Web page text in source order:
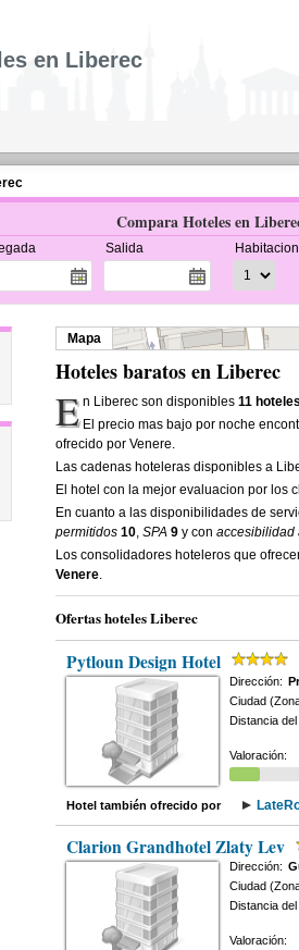
en Liberec
Compara Hoteles en
Salida
Mapa
Hoteles baratos en Liberec
E n Liberec son disponibles11 hoteles
El precio mas bajo por noche
ofrecido por Venere.
Las cadenas hoteleras disponibles a
El hotel con la mejor evaluacion por los
En cuanto a las disponibilidades de
permitidos 10, SPA 9y con accesibilidad
Los consolidadores hoteleros que
Venere.
Ofertas hoteles Liberec
Pytloun Design Hotel
Dirección:
Ciudad
Distancia
Valoración:
Hotel también ofrecido por
Clarion Grandhotel Zlaty Lev
Dirección:
Ciudad
Distancia
Valoración: